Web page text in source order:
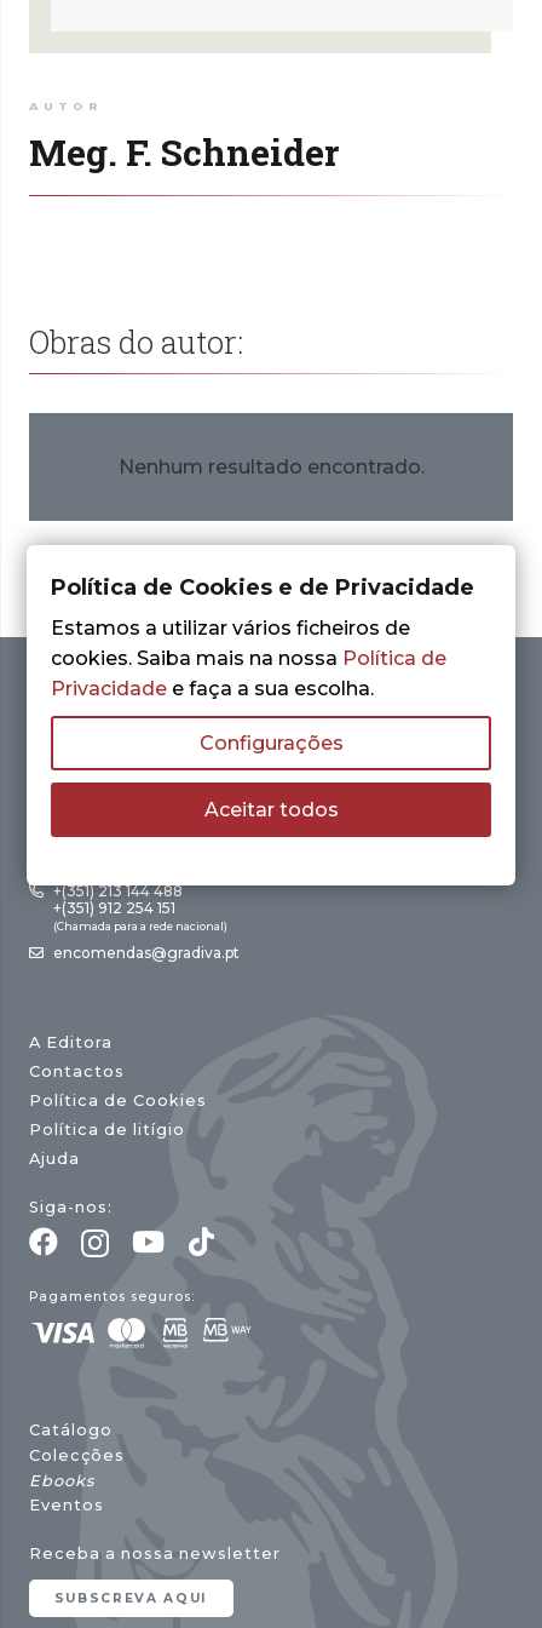
AUTOR
Meg. F. Schneider
Obras do autor:
Nenhum resultado encontrado.
+(351) 213 144 488
+(351) 912 254 151
(Chamada para a rede nacional)
encomendas@gradiva.pt
A Editora
Contactos
Política de Cookies
Política de litígio
Ajuda
Siga-nos:
Pagamentos seguros:
Catálogo
Colecções
Ebooks
Eventos
Receba a nossa newsletter
SUBSCREVA AQUI
Política de Cookies e de Privacidade
Estamos a utilizar vários ficheiros de
cookies. Saiba mais na nossa Política de
Privacidade e faça a sua escolha.
Configurações
Aceitar todos